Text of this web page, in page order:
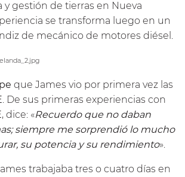
gestión de tierras en Nueva
se transforma luego en un
de mecánico de motores diésel.
que James vio por primera vez las
. De sus primeras experiencias con
, dice: «Recuerdo que no daban
siempre me sorprendió lo mucho
su potencia y su rendimiento».
trabajaba tres o cuatro días en